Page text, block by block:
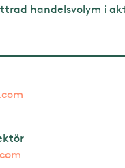
handelsvolym i